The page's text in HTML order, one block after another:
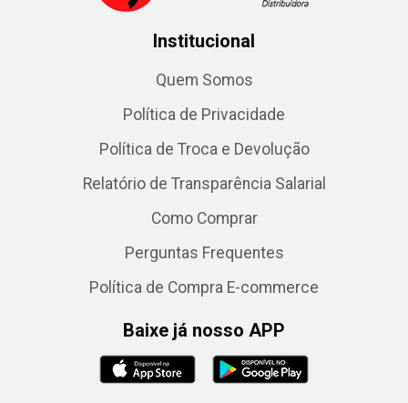
Institucional
Quem Somos
Política de Privacidade
Política de Troca e Devolução
Relatório de Transparência Salarial
Como Comprar
Perguntas Frequentes
Política de Compra E-commerce
Baixe já nosso APP